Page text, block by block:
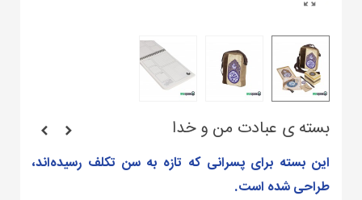
بسته ی عبادت من و خدا
این بسته برای پسرانی که تازه به سن تکلف رسیده‌اند،
طراحی شده است.